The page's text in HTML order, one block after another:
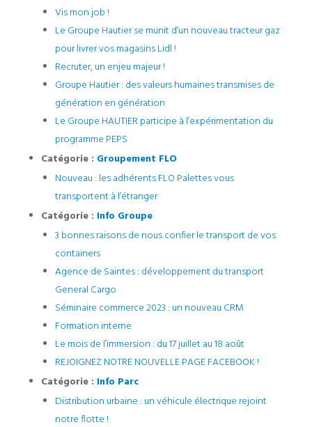
Vis mon job !
Le Groupe Hautier se munit d’un nouveau tracteur gaz
pour livrer vos magasins Lidl !
Recruter, un enjeu majeur !
Groupe Hautier : des valeurs humaines transmises de
génération en génération
Le Groupe HAUTIER participe à l’expérimentation du
programme PEPS
Catégorie : Groupement FLO
Nouveau : les adhérents FLO Palettes vous
transportent à l’étranger
Catégorie : Info Groupe
3 bonnes raisons de nous confier le transport de vos
containers
Agence de Saintes : développement du transport
General Cargo
Séminaire commerce 2023 : un nouveau CRM
Formation interne
Le mois de l’immersion : du 17 juillet au 18 août
REJOIGNEZ NOTRE NOUVELLE PAGE FACEBOOK !
Catégorie : Info Parc
Distribution urbaine : un véhicule électrique rejoint
notre flotte !